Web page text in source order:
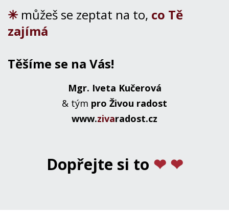
✳ můžeš se zeptat na to, co Tě
zajímá
Těšíme se na Vás!
Mgr. Iveta Kučerová
& tým pro Živou radost
www.zivaradost.cz
Dopřejte si to ❤ ❤